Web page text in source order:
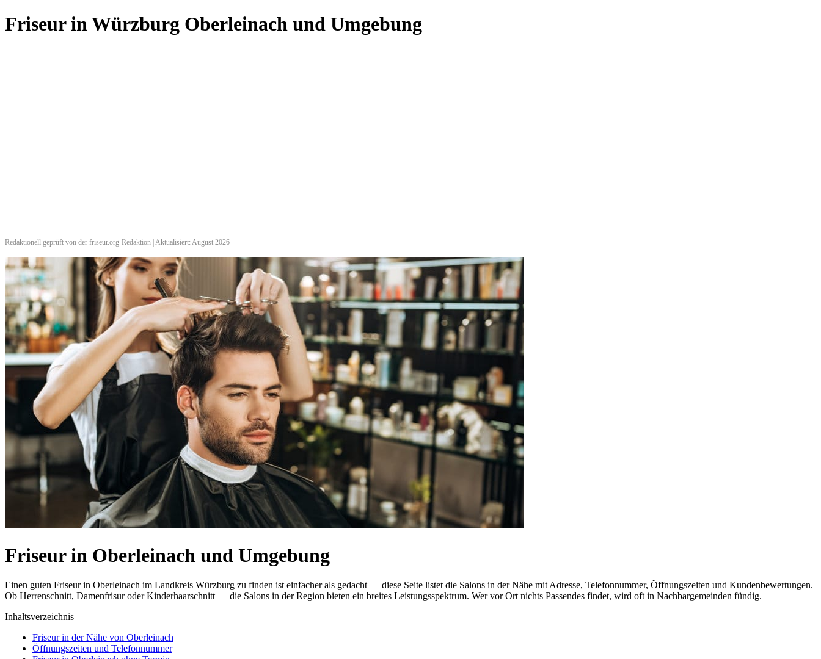
Friseur in Würzburg Oberleinach und Umgebung
Redaktionell geprüft von der friseur.org-Redaktion | Aktualisiert: August 2026
Friseur in Oberleinach und Umgebung
Einen guten Friseur in Oberleinach im Landkreis Würzburg zu finden ist einfacher als gedacht — diese Seite listet die Salons in der Nähe mit Adresse, Telefonnummer, Öffnungszeiten und Kundenbewertungen.
Ob Herrenschnitt, Damenfrisur oder Kinderhaarschnitt — die Salons in der Region bieten ein breites Leistungsspektrum. Wer vor Ort nichts Passendes findet, wird oft in Nachbargemeinden fündig.
Inhaltsverzeichnis
Friseur in der Nähe von Oberleinach
Öffnungszeiten und Telefonnummer